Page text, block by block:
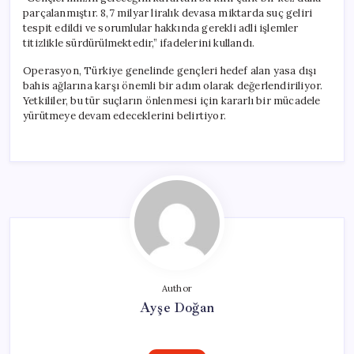
Çıkarıldı!
için
parçalanmıştır. 8,7 milyar liralık devasa miktarda suç geliri
tespit edildi ve sorumlular hakkında gerekli adli işlemler
titizlikle sürdürülmektedir,” ifadelerini kullandı.
Operasyon, Türkiye genelinde gençleri hedef alan yasa dışı
bahis ağlarına karşı önemli bir adım olarak değerlendiriliyor.
Yetkililer, bu tür suçların önlenmesi için kararlı bir mücadele
yürütmeye devam edeceklerini belirtiyor.
Author
Ayşe Doğan